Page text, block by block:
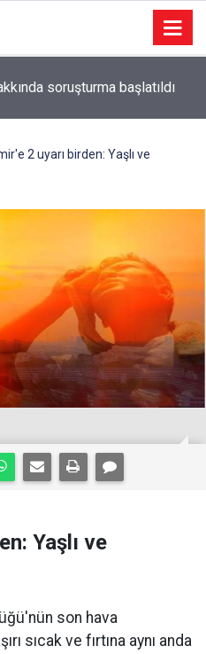
ölü 1 yaralı
2 uyarı birden: Yaşlı ve
Yaşlı ve
son hava
sıcak ve fırtına aynı anda